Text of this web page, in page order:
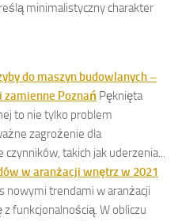
minimalistyczny charakter
do maszyn budowlanych –
zamienne Poznań Pęknięta
to nie tylko problem
zagrożenie dla
takich jak uderzenia...
w aranżacji wnętrz w 2021
nowymi trendami w aranżacji
funkcjonalnością. W obliczu